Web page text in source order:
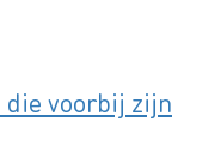
die voorbij zijn